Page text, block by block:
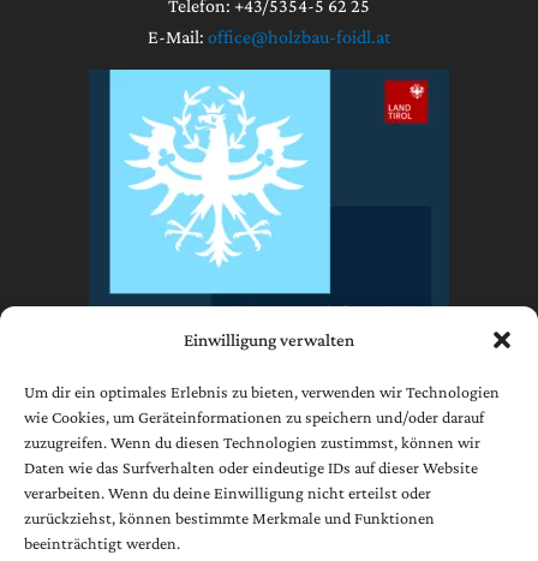
Einwilligung verwalten
Um dir ein optimales Erlebnis zu bieten, verwenden wir Technologien
wie Cookies, um Geräteinformationen zu speichern und/oder darauf
zuzugreifen. Wenn du diesen Technologien zustimmst, können wir
Daten wie das Surfverhalten oder eindeutige IDs auf dieser Website
verarbeiten. Wenn du deine Einwilligung nicht erteilst oder
zurückziehst, können bestimmte Merkmale und Funktionen
beeinträchtigt werden.
Telefon: +43/5354-5 62 25
E-Mail: office@holzbau-foidl.at
Impressum
Datenschutzerklärung
AGB